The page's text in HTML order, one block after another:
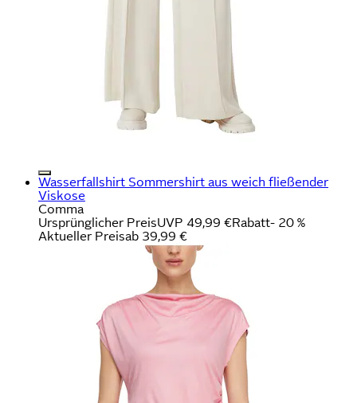
Wasserfallshirt Sommershirt aus weich fließender
Viskose
Comma
Ursprünglicher PreisUVP 49,99 €Rabatt- 20 %
Aktueller Preisab 39,99 €